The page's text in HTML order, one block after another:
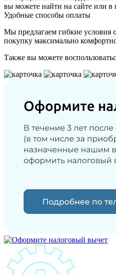
вы можете найти на сайте или в
Удобные способы оплаты
Мы предлагаем гибкие условия
покупку максимально
Также вы можете